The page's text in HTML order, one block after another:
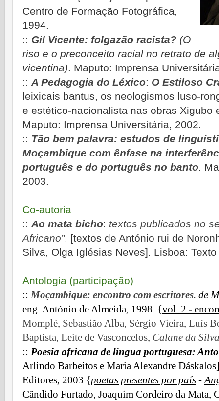
Centro de Formação Fotográfica,
1994.
:: Gil Vicente: folgazão racista? (O
riso e o preconceito racial no retrato de
vicentina). Maputo: Imprensa
:: A Pedagogia do Léxico: O Estiloso
leixicais bantus, os neologismos luso-
e estético-nacionalista nas obras Xigubo
Maputo: Imprensa Universitária, 2002.
:: Tão bem palavra: estudos de
Moçambique com ênfase na
português e do português no banto.
2003.
Co-autoria
:: Ao mata bicho: textos publicados no
Africano”. [textos de António rui de
Silva, Olga Iglésias Neves]. Lisboa:
Antologia (participação)
:: Moçambique: encontro com escritores. de
eng. António de Almeida, 1998. {vol. 2 -
Momplé, Sebastião Alba, Sérgio Vieira, Luís
Baptista, Leite de Vasconcelos, Calane da
:: Poesia africana de língua portuguesa:
Arlindo Barbeitos e Maria Alexandre
Editores, 2003 {poetas presentes por país -
Cândido Furtado, Joaquim Cordeiro da Mata,